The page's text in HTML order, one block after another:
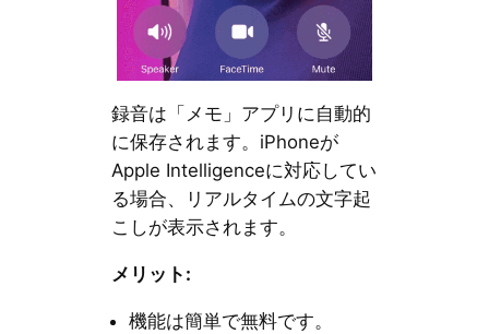
録音は「メモ」アプリに自動的
に保存されます。iPhoneが
Apple Intelligenceに対応してい
る場合、リアルタイムの文字起
こしが表示されます。
メリット:
機能は簡単で無料です。